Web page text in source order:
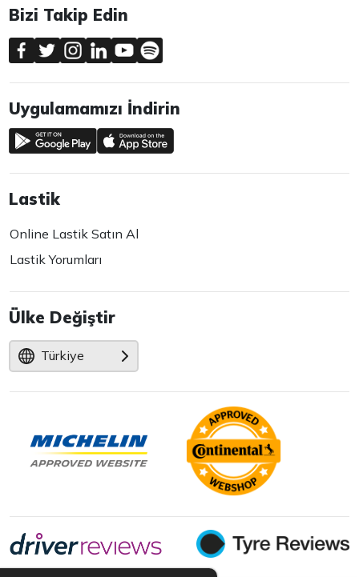
Bizi Takip Edin
Uygulamamızı İndirin
Lastik
Online Lastik Satın Al
Lastik Yorumları
Ülke Değiştir
Türkiye